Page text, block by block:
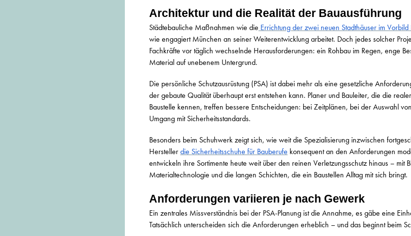
Architektur und die Realität der Bauausführung
Städtebauliche Maßnahmen wie die Errichtung der zwei neuen Stadthäuser im
wie engagiert München an seiner Weiterentwicklung arbeitet. Doch jedes solcher
Fachkräfte vor täglich wechselnde Herausforderungen: ein Rohbau im Regen, enge
Material auf unebenem Untergrund.
Die persönliche Schutzausrüstung (PSA) ist dabei mehr als eine gesetzliche
der gebaute Qualität überhaupt erst entstehen kann. Planer und Bauleiter, die die
Baustelle kennen, treffen bessere Entscheidungen: bei Zeitplänen, bei der Auswahl
Umgang mit Sicherheitsstandards.
Besonders beim Schuhwerk zeigt sich, wie weit die Spezialisierung inzwischen
Herstellerdie Sicherheitsschuhe für Bauberufe konsequent an den Anforderungen
entwickeln ihre Sortimente heute weit über den reinen Verletzungsschutz hinaus – mit
Materialtechnologie und die langen Schichten, die ein Baustellen Alltag mit sich bringt.
Anforderungen variieren je nach Gewerk
Ein zentrales Missverständnis bei der PSA-Planung ist die Annahme, es gäbe eine
Tatsächlich unterscheiden sich die Anforderungen erheblich – und das beginnt beim